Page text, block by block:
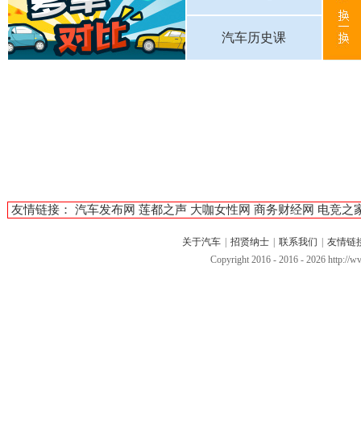
汽车历史课
友情链接： 汽车发布网 莲都之声 大咖女性网 商务财经网 电竞之
关于汽车 | 招贤纳士 | 联系我们 | 友情链
Copyright 2016 - 2016 -2026 http://